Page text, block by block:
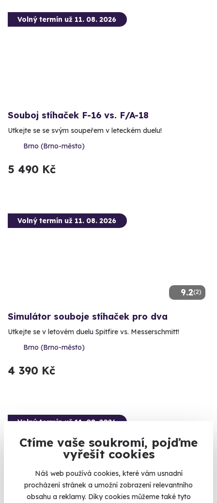
Ctíme vaše soukromí, pojďme
vyřešit cookies
Náš web používá cookies, které vám usnadní
procházení stránek a umožní zobrazení relevantního
obsahu a reklamy. Díky cookies můžeme také tyto
Volný termín už 11. 08. 2026
Souboj stíhaček F-16 vs. F/A-18
Utkejte se se svým soupeřem v leteckém duelu!
Brno (Brno-město)
5 490 Kč
9.2(2)
Volný termín už 11. 08. 2026
Simulátor souboje stíhaček pro dva
Utkejte se v letovém duelu Spitfire vs. Messerschmitt!
Brno (Brno-město)
4 390 Kč
9.9
Volný termín už 11. 08. 2026